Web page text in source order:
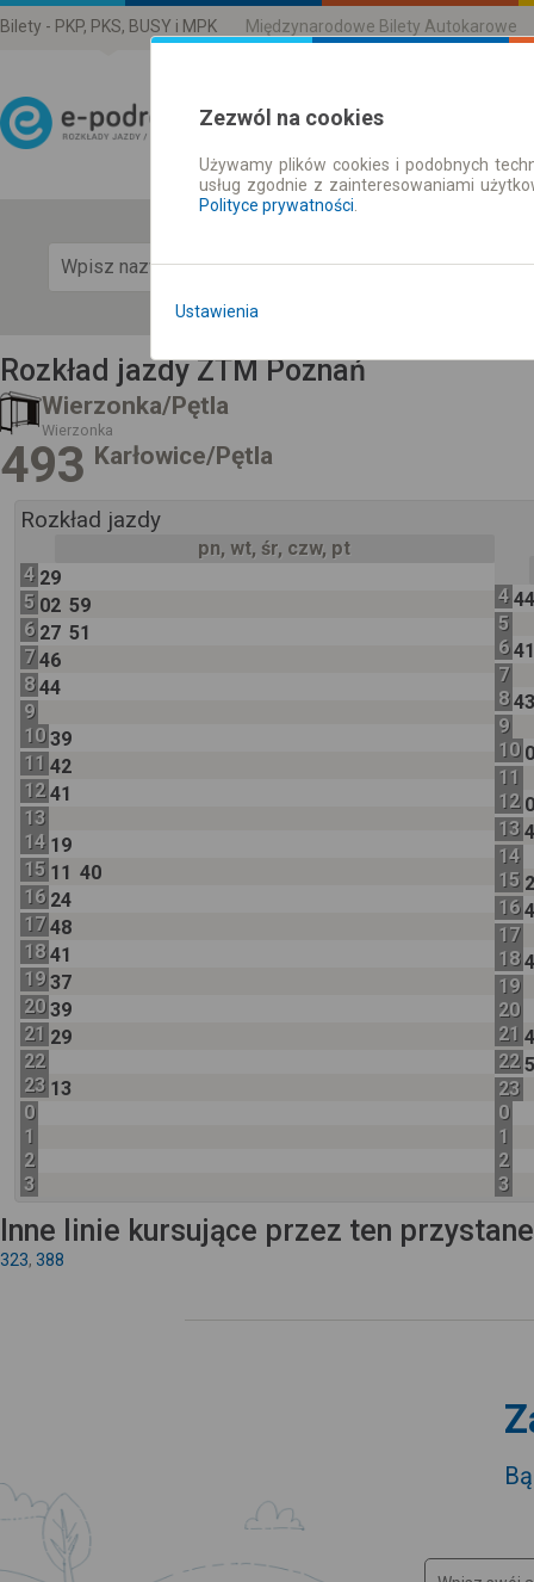
Bilety - PKP, PKS, BUSY i MPK Międzynarodowe Bilety Autokarowe
Rozkład Jazdy | Bilety
Rozkład jazdy ZTM Poznań
Wierzonka/Pętla
Wierzonka
493 Karłowice/Pętla
Rozkład jazdy
pn, wt, śr, czw, pt
4 29
5 02 59
6 27 51
7 46
8 44
9
10 39
11 42
12 41
13
14 19
15 11 40
16 24
17 48
18 41
19 37
20 39
21 29
22
23 13
0
1
2
3
4
5
6
7
8
9
10
11
12
13
14
15
16
17
18
19
20
21
22
23
0
1
2
3
Inne linie kursujące przez ten
323, 388
Zezwól na cookies
Używamy plików cookies i podobnych
usług zgodnie z zainteresowaniami
Polityce prywatności
Ustawienia